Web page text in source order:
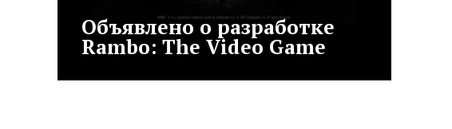
Объявлено о разработке
Rambo: The Video Game